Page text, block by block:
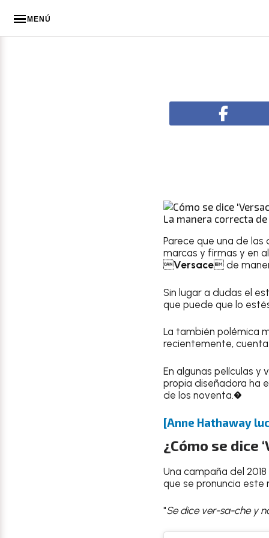
MENÚ
La manera correcta
Parece que una de
marcas y firmas y en
Versace de
Sin lugar a dudas el
que puede que lo
La también polémica
recientemente,
En algunas películas y
propia diseñadora ha
de los noventa.�
[Anne Hathaway
¿Cómo se dice
Una campaña del
que se pronuncia este
"Se dice ver-sa-che y